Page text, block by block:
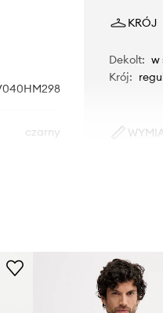
czarny
KRÓJ
Dekolt: w
Krój:
Tabela